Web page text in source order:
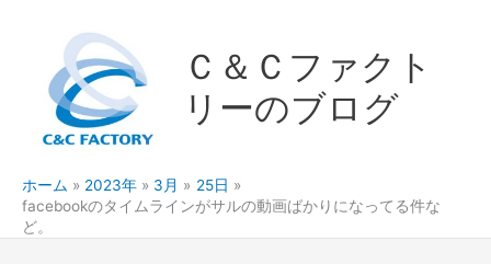
Ｃ＆Ｃファクト
リーのブログ
ホーム 2023年 3月
25日
facebookのタイムラインがサルの動画ばかりになってる件な
ど。